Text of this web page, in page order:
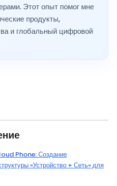
Этот опыт помог мне
продукты,
и глобальный цифровой
Phone: Создание
«Устройство + Сеть» для